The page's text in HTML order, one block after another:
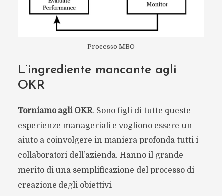
Processo MBO
L’ingrediente mancante agli
OKR
Torniamo agli OKR. Sono figli di tutte queste
esperienze manageriali e vogliono essere un
aiuto a coinvolgere in maniera profonda tutti i
collaboratori dell’azienda. Hanno il grande
merito di una semplificazione del processo di
creazione degli obiettivi.